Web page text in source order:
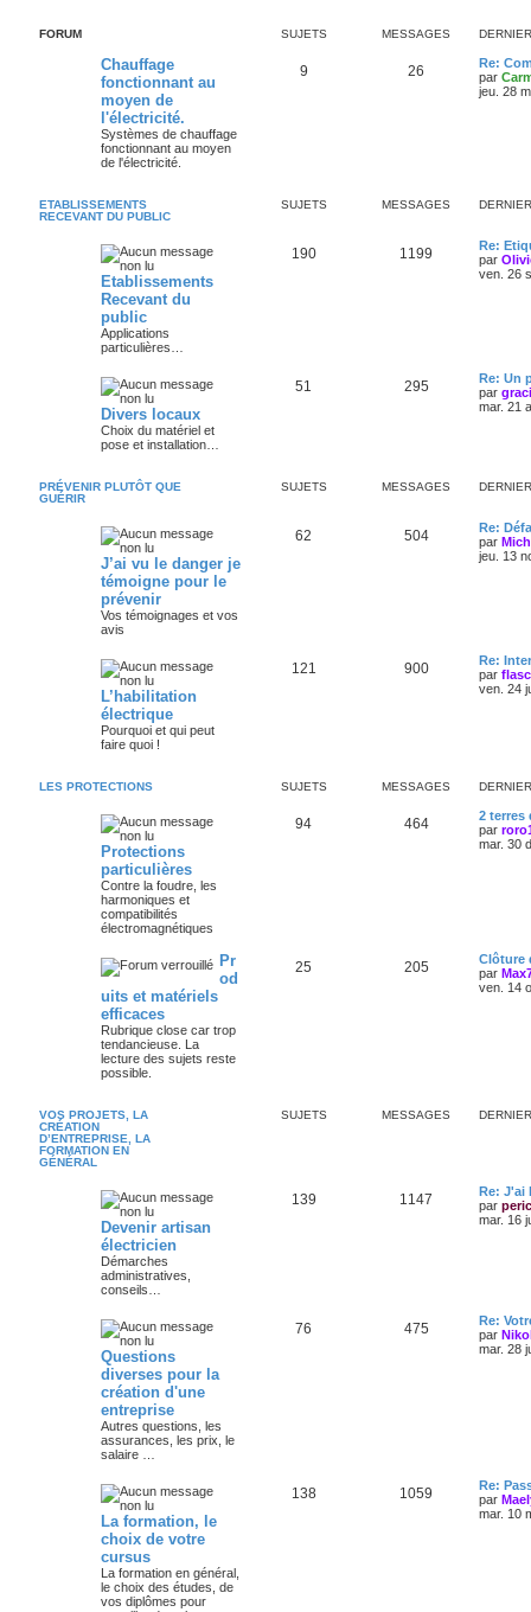
FORUM SUJETS MESSAGES
Chauffage
fonctionnant au
moyen de
l'électricité.
Systèmes de chauffage
fonctionnant au moyen
de l'électricité.
9 26
Re:
par
jeu. 28
ETABLISSEMENTS
RECEVANT DU PUBLIC
SUJETS MESSAGES
Etablissements
Recevant du
public
Applications
particulières…
190 1199
Re:
par
ven. 26
Divers locaux
Choix du matériel et
pose et installation…
51 295
Re: Un
par
mar. 21
PRÉVENIR PLUTÔT QUE
GUÉRIR
SUJETS MESSAGES
J’ai vu le danger je
témoigne pour le
prévenir
Vos témoignages et vos
avis
62 504
Re:
par
jeu. 13
L’habilitation
électrique
Pourquoi et qui peut
faire quoi !
121 900
Re:
par
ven. 24
LES PROTECTIONS SUJETS MESSAGES
Protections
particulières
Contre la foudre, les
harmoniques et
compatibilités
électromagnétiques
94 464
2 terres
par
mar. 30
Pr
od
uits et matériels
efficaces
Rubrique close car trop
tendancieuse. La
lecture des sujets reste
possible.
25 205
Clôture
par
ven. 14
VOS PROJETS, LA
CRÉATION
D’ENTREPRISE, LA
FORMATION EN
GÉNÉRAL
SUJETS MESSAGES
Devenir artisan
électricien
Démarches
administratives,
conseils…
139 1147
Re: J'ai
par
mar. 16
Questions
diverses pour la
création d'une
entreprise
Autres questions, les
assurances, les prix, le
salaire …
76 475
Re:
par
mar. 28
La formation, le
choix de votre
cursus
La formation en général,
le choix des études, de
vos diplômes pour
138 1059
Re:
par
mar. 10